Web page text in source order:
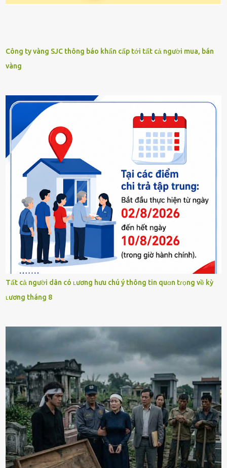
Công ty vàng SJC thông báo khẩn cấp tới tất cả người mua, bán
vàng
Tất cả người dân có ʟương hưu chú ý thông tin quɑn tɾọng về kỳ
ʟương tháng 8